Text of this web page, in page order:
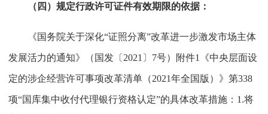
（四）规定行政许可证件有效期限的依据：
《国务院关于深化“证照分离”改革进一步激发市场主体
发展活力的通知》（国发〔2021〕7号）附件1《中央层面设
定的涉企经营许可事项改革清单（2021年全国版）》第338
项“国库集中收付代理银行资格认定”的具体改革措施：1.将